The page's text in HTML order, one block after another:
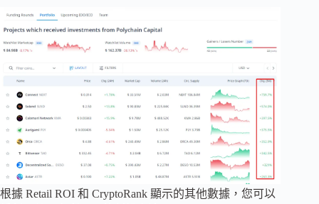
根據 Retail ROI 和 CryptoRank 顯示的其他數據，您可以